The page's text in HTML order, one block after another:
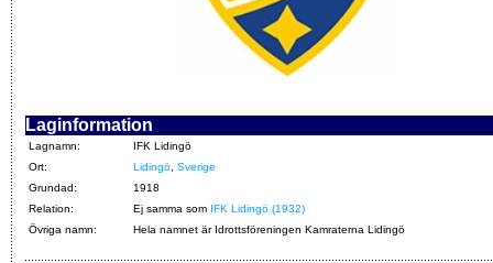
Laginformation
Lagnamn:
IFK Lidingö
Ort:
Lidingö Sverige
Grundad:
1918
Relation:
Ej samma som IFK Lidingö (1932)
Övriga namn:
Hela namnet är Idrottsföreningen Kamraterna Lidingö